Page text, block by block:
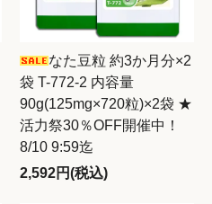
なた豆粒 約3か月分×2
袋 T-772-2 内容量
90g(125mg×720粒)×2袋 ★
活力祭30％OFF開催中！
8/10 9:59迄
2,592円(税込)